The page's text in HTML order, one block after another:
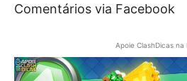
Comentários via Facebook
Apoie ClashDicas na